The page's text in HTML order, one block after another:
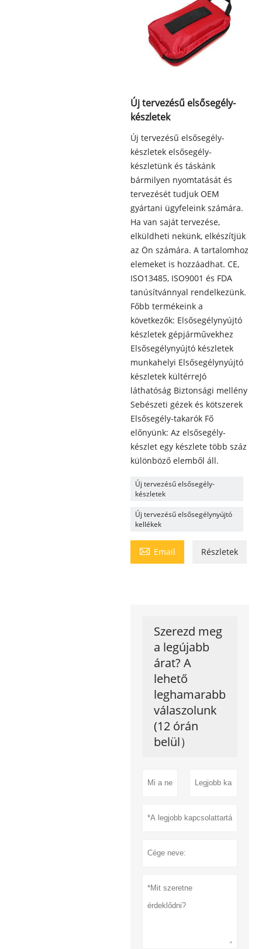
Új tervezésű elsősegély-
készletek
Új tervezésű elsősegély-
készletek elsősegély-
készletünk és táskánk
bármilyen nyomtatását és
tervezését tudjuk OEM
gyártani ügyfeleink számára.
Ha van saját tervezése,
elküldheti nekünk, elkészítjük
az Ön számára. A tartalomhoz
elemeket is hozzáadhat. CE,
ISO13485, ISO9001 és FDA
tanúsítvánnyal rendelkezünk.
Főbb termékeink a
következők: Elsősegélynyújtó
készletek gépjárművekhez
Elsősegélynyújtó készletek
munkahelyi Elsősegélynyújtó
készletek kültérreJó
láthatóság Biztonsági mellény
Sebészeti gézek és kötszerek
Elsősegély-takarók Fő
előnyünk: Az elsősegély-
készlet egy készlete több száz
különböző elemből áll.
Új tervezésű elsősegély-
készletek
Új tervezésű elsősegélynyújtó
kellékek
 Email Részletek
Szerezd meg
a legújabb
árat? A
lehető
leghamarabb
válaszolunk
(12 órán
belül）